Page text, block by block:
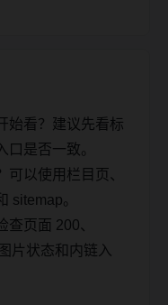
始看？建议先看标
是否一致。
以使用栏目页、
sitemap。
页面 200、
片状态和内链入